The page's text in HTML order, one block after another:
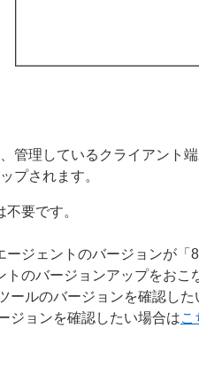
管理しているクライアント
プされます。
要です。
ージェントのバージョンが
トのバージョンアップをおこ
ールのバージョンを確認した
ジョンを確認したい場合はこ